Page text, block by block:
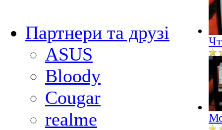
Партнери та друзі
ASUS
Bloody
Cougar
realme